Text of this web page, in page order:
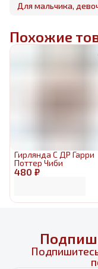
Для мальчика,
Похожие
480 ₽
Гирлянда С ДР Гарри
Поттер Чиби